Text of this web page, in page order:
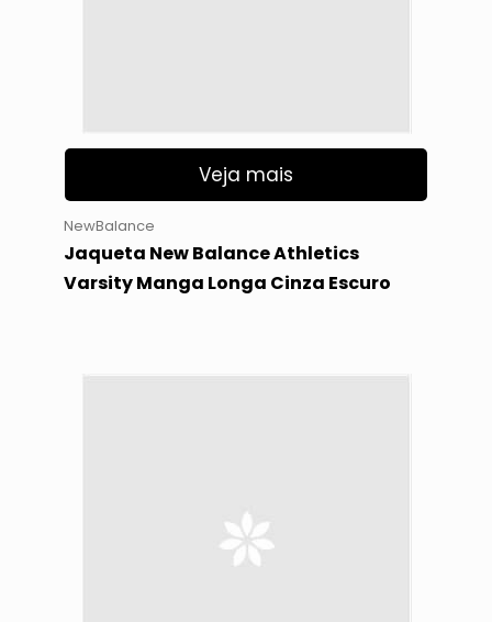
Veja mais
NewBalance
Jaqueta New Balance Athletics
Varsity Manga Longa Cinza Escuro